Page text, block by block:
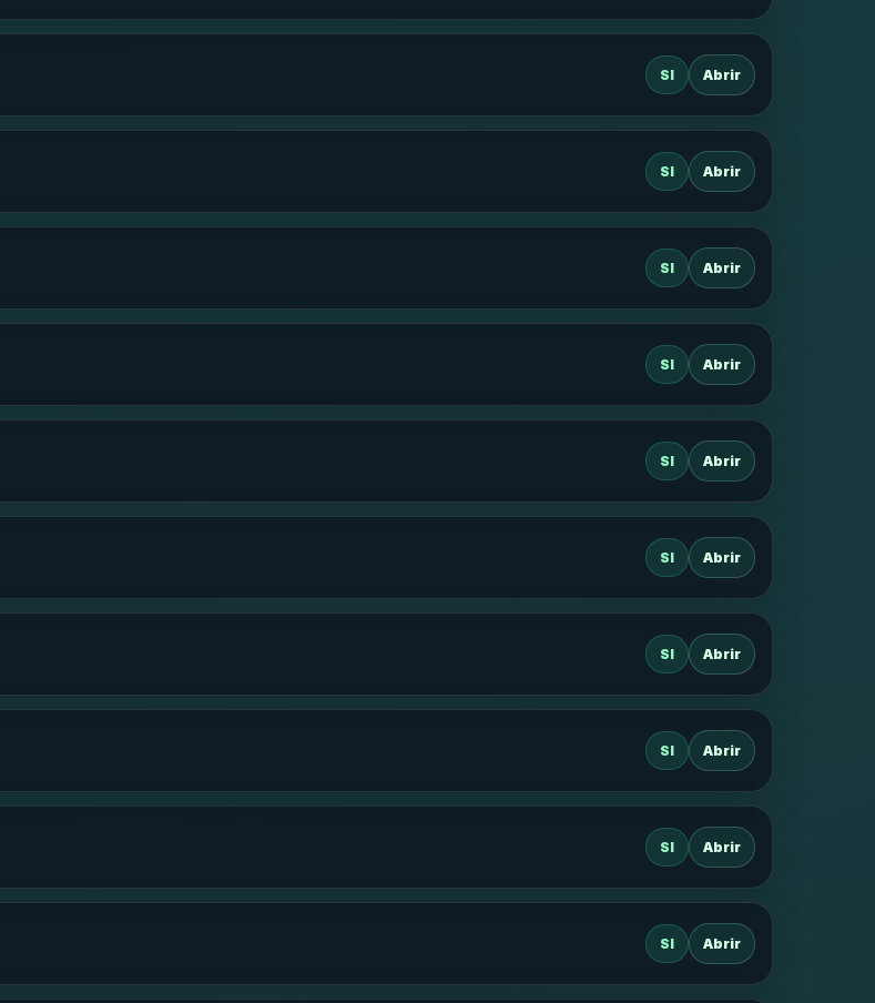
SI Abrir
SI Abrir
SI Abrir
SI Abrir
SI Abrir
SI Abrir
SI Abrir
SI Abrir
SI Abrir
SI Abrir